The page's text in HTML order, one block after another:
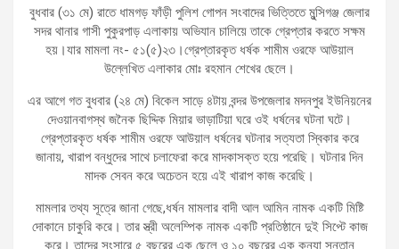
বুধবার (৩১ মে) রাতে ধামগড় ফাঁড়ী পুলিশ গোপন সংবাদের ভিত্তিতে মুন্সিগঞ্জ জেলার
সদর থানার গাসী পুকুরপাড় এলাকায় অভিযান চালিয়ে তাকে গ্রেপ্তার করতে সক্ষম
হয়।যার মামলা নং- ৫১(৫)২৩।গ্রেপ্তারকৃত ধর্ষক শামীম ওরফে আউয়াল
উল্লেখিত এলাকার মোঃ রহমান শেখের ছেলে।
এর আগে গত বুধবার (২৪ মে) বিকেল সাড়ে ৪টায় বন্দর উপজেলার মদনপুর ইউনিয়নের
দেওয়ানবাগস্থ জনৈক ছিদ্দিক মিয়ার ভাড়াটিয়া ঘরে ওই ধর্ষনের ঘটনা ঘটে।
গ্রেপ্তারকৃত ধর্ষক শামীম ওরফে আউয়াল ধর্ষনের ঘটনার সত্যতা স্বিকার করে
জানায়, খারাপ বন্ধুদের সাথে চলাফেরা করে মাদকাসক্ত হয়ে পরেছি। ঘটনার দিন
মাদক সেবন করে অচেতন হয়ে এই খারাপ কাজ করেছি।
মামলার তথ্য সূত্রে জানা গেছে,ধর্ষন মামলার বাদী আল আমিন নামক একটি মিষ্টি
দোকানে চাকুরি করে। তার স্ত্রী অলেম্পিক নামক একটি প্রতিষ্ঠানে দুই সিপ্টে কাজ
করে। তাদের সংসারে ৫ বছরের এক ছেলে ও ১০ বছরের এক কন্যা সন্তান